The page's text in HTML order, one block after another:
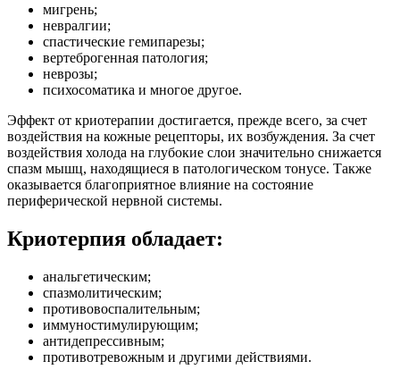
мигрень;
невралгии;
спастические гемипарезы;
вертеброгенная патология;
неврозы;
психосоматика и многое другое.
Эффект от криотерапии достигается, прежде всего, за счет
воздействия на кожные рецепторы, их возбуждения. За счет
воздействия холода на глубокие слои значительно снижается
спазм мышц, находящиеся в патологическом тонусе. Также
оказывается благоприятное влияние на состояние
периферической нервной системы.
Криотерпия обладает:
анальгетическим;
спазмолитическим;
противовоспалительным;
иммуностимулирующим;
антидепрессивным;
противотревожным и другими действиями.